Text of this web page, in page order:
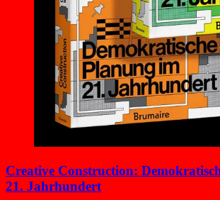
Creative Construction:
21. Jahrhundert